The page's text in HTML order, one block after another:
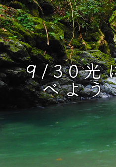
9/30光
べよ